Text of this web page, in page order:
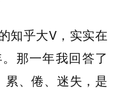
知乎大V，实实在
那一年我回答了
累、倦、迷失，是